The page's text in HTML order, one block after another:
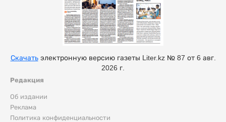
Редакция
Об издании
Реклама
Политика конфиденциальности
Скачатьэлектронную версию газеты Liter.kz № 87 от 6 авг.
2026 г.